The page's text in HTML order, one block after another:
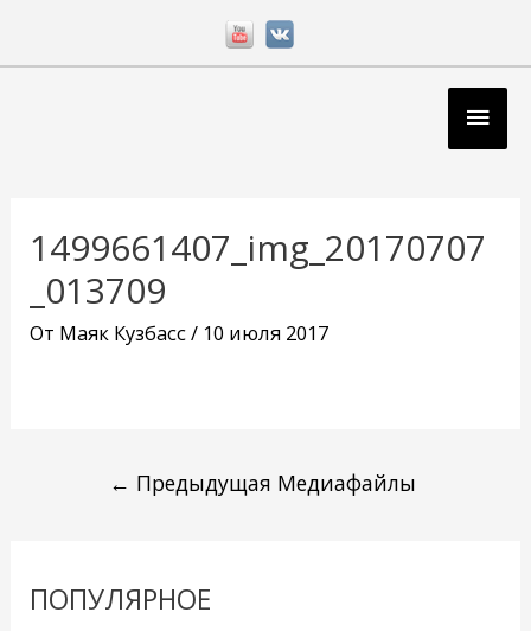
1499661407_img_20170707
_013709
От Маяк Кузбасс/ 10 июля 2017
записям
← Предыдущая Медиафайлы
ПОПУЛЯРНОЕ